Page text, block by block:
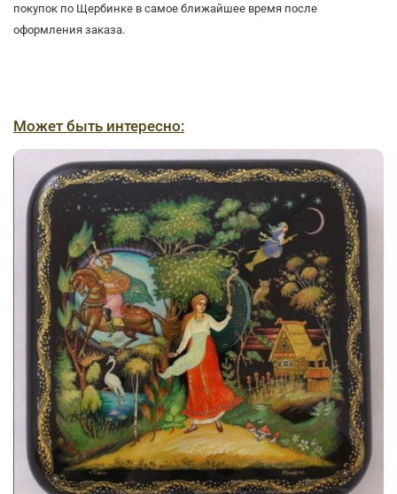
покупок по Щербинке в самое ближайшее время после
оформления заказа.
Может быть интересно: